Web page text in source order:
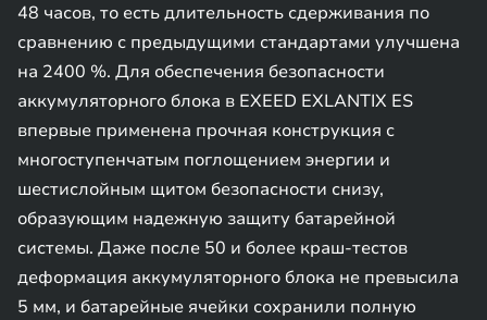
48 часов, то есть длительность сдерживания по
сравнению с предыдущими стандартами улучшена
на 2400 %. Для обеспечения безопасности
аккумуляторного блока в EXEED EXLANTIX ES
впервые применена прочная конструкция с
многоступенчатым поглощением энергии и
шестислойным щитом безопасности снизу,
образующим надежную защиту батарейной
системы. Даже после 50 и более краш-тестов
деформация аккумуляторного блока не превысила
5 мм, и батарейные ячейки сохранили полную